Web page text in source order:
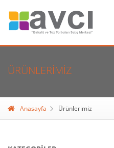
ÜRÜNLERIMIZ
Anasayfa Ürünlerimiz